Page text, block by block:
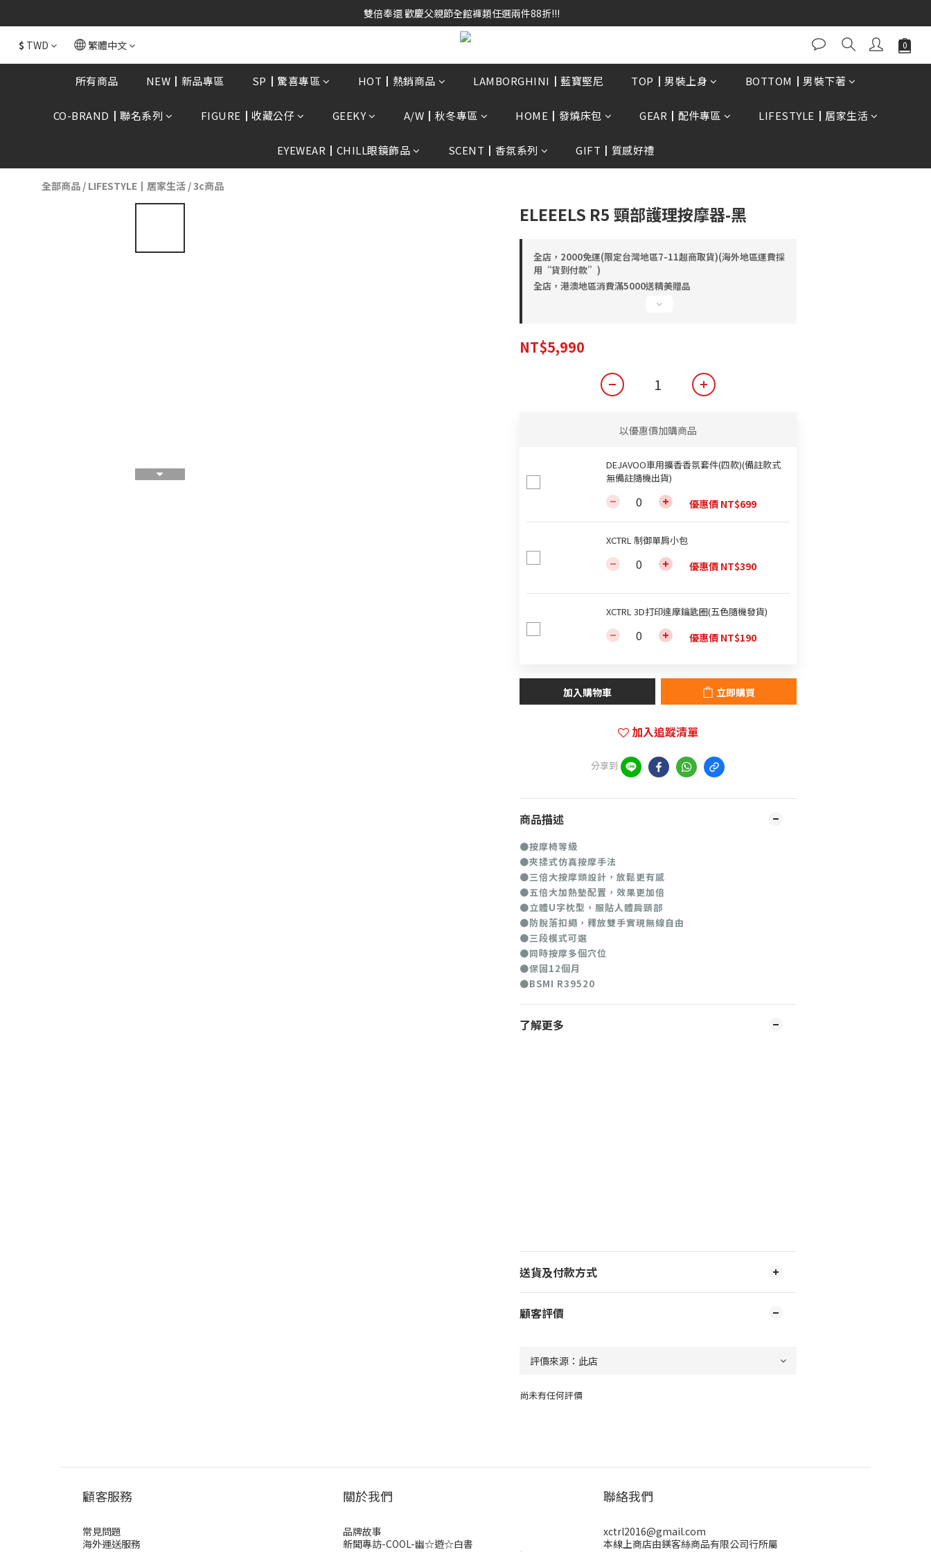
雙倍奉還 歡慶父親節全館褲類任選兩件88折!!!
雙倍奉還 歡慶父親節全館褲類任選兩件88折!!!
全館消費滿額$1680贈3D好野貓公仔(絲綢鐵黑) 滿額$2499贈達摩金幣 送完為止!  滿$3000再贈現金卷$300元
雙倍奉還 歡慶父親節全館褲類任選兩件88折!!!
$ TWD 繁體中文
所有商品 NEW┃新品專區 SP┃驚喜專區 HOT┃熱銷商品 LAMBORGHINI┃藍寶堅尼 TOP┃男裝上身 BOTTOM┃男裝下著
CO-BRAND┃聯名系列 FIGURE┃收藏公仔 GEEKY A/W┃秋冬專區 HOME┃發燒床包 GEAR┃配件專區 LIFESTYLE┃居家生活
EYEWEAR┃CHILL眼鏡飾品 SCENT┃香氛系列 GIFT┃質感好禮
全部商品 / LIFESTYLE┃居家生活 /3c商品
ELEEELS R5 頸部護理按摩器-黑
全店，2000免運(限定台灣地區7-11超商取貨)(海外地區運費採
用“貨到付款”)
全店，港澳地區消費滿5000送精美贈品
NT$5,990
以優惠價加購商品
DEJAVOO車用擴香香氛套件(四款)(備註款式
無備註隨機出貨)
優惠價 NT$699
XCTRL 制御單肩小包
優惠價 NT$390
XCTRL 3D打印達摩鑰匙圈(五色隨機發貨)
優惠價 NT$190
加入購物車 立即購買
加入追蹤清單
分享到
商品描述
●按摩椅等級
●夾揉式仿真按摩手法
●三倍大按摩頭設計，放鬆更有感
●五倍大加熱墊配置，效果更加倍
●立體U字枕型，服貼人體肩頸部
●防脫落扣繩，釋放雙手實現無線自由
●三段模式可選
●同時按摩多個穴位
●保固12個月
●BSMI R39520
了解更多
送貨及付款方式
顧客評價
尚未有任何評價
立即購買
顧客服務
常見問題
海外運送服務
關於我們
品牌故事
新聞專訪-COOL-幽☆遊☆白書
聯絡我們
xctrl2016@gmail.com
本線上商店由鎂客絲商品有限公司行所屬